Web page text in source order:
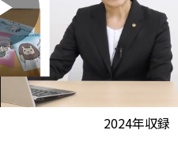
P
2024年収録